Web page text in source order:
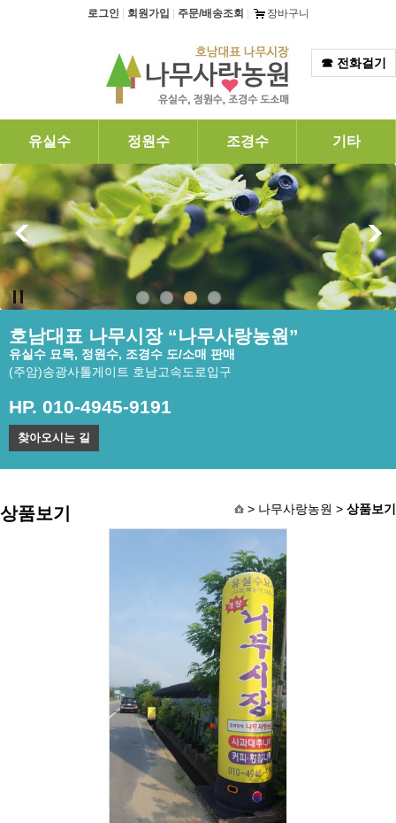
탑메뉴 바로가기로그인 회원가입 주문/배송조회 장바구니
☎ 전화걸기
유실수 정원수 조경수 기타
호남대표 나무시장 “나무사랑농원”
유실수 묘목, 정원수, 조경수 도/소매 판매
(주암)송광사톨게이트 호남고속도로입구
HP. 010-4945-9191
찾아오시는 길
상품보기 > 나무사랑농원 > 상품보기